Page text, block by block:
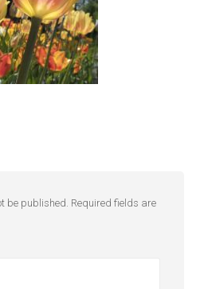
be published. Required fields are